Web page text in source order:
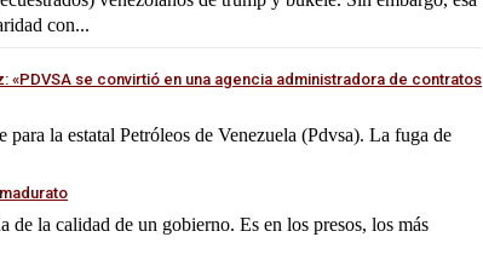
con...
«PDVSA se convirtió en una agencia administradora de contratos
la estatal Petróleos de Venezuela (Pdvsa). La fuga de
de la calidad de un gobierno. Es en los presos, los más